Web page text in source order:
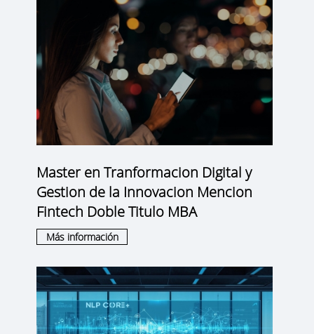
Master en Tranformacion Digital y
Gestion de la Innovacion Mencion
Fintech Doble Titulo MBA
Más información